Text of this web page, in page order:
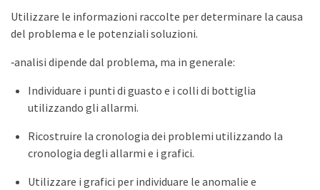
Utilizzare le informazioni raccolte per determinare la causa
del problema e le potenziali soluzioni.
‐analisi dipende dal problema, ma in generale:
Individuare i punti di guasto e i colli di bottiglia
utilizzando gli allarmi.
Ricostruire la cronologia dei problemi utilizzando la
cronologia degli allarmi e i grafici.
Utilizzare i grafici per individuare le anomalie e